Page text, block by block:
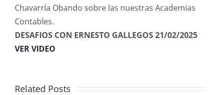
Chavarría Obando sobre las nuestras Academias
Contables.
DESAFIOS CON ERNESTO GALLEGOS 21/02/2025
VER VIDEO
Related Posts